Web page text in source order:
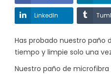
LinkedIn
Has probado nuestro paño
tiempo y limpie solo una
Nuestro paño de microfibra